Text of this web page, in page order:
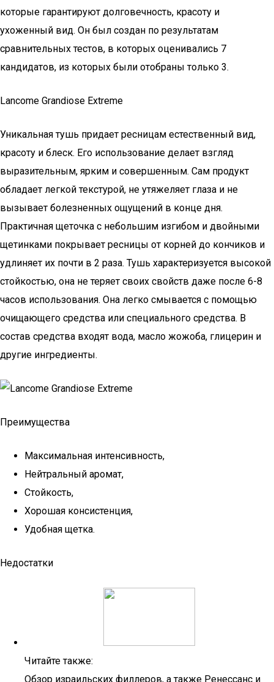
которые гарантируют долговечность, красоту и
ухоженный вид. Он был создан по результатам
сравнительных тестов, в которых оценивались 7
кандидатов, из которых были отобраны только 3.
Lancome Grandiose Extreme
Уникальная тушь придает ресницам естественный вид,
красоту и блеск. Его использование делает взгляд
выразительным, ярким и совершенным. Сам продукт
обладает легкой текстурой, не утяжеляет глаза и не
вызывает болезненных ощущений в конце дня.
Практичная щеточка с небольшим изгибом и двойными
щетинками покрывает ресницы от корней до кончиков и
удлиняет их почти в 2 раза. Тушь характеризуется высокой
стойкостью, она не теряет своих свойств даже после 6-8
часов использования. Она легко смывается с помощью
очищающего средства или специального средства. В
состав средства входят вода, масло жожоба, глицерин и
другие ингредиенты.
Преимущества
Максимальная интенсивность,
Нейтральный аромат,
Стойкость,
Хорошая консистенция,
Удобная щетка.
Недостатки
Читайте также:
Обзор израильских филлеров, а также Ренессанс и